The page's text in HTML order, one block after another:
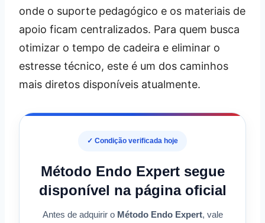
onde o suporte pedagógico e os materiais de
apoio ficam centralizados. Para quem busca
otimizar o tempo de cadeira e eliminar o
estresse técnico, este é um dos caminhos
mais diretos disponíveis atualmente.
✓ Condição verificada hoje
Método Endo Expert segue
disponível na página oficial
Antes de adquirir o Método Endo Expert, vale